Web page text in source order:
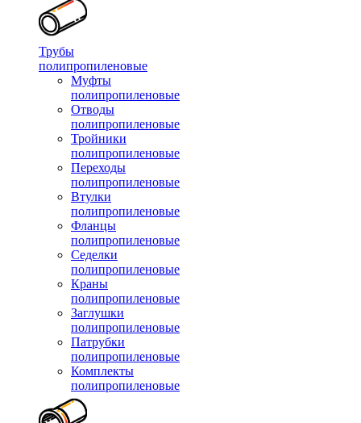
Трубы
полипропиленовые
Муфты
полипропиленовые
Отводы
полипропиленовые
Тройники
полипропиленовые
Переходы
полипропиленовые
Втулки
полипропиленовые
Фланцы
полипропиленовые
Седелки
полипропиленовые
Краны
полипропиленовые
Заглушки
полипропиленовые
Патрубки
полипропиленовые
Комплекты
полипропиленовые